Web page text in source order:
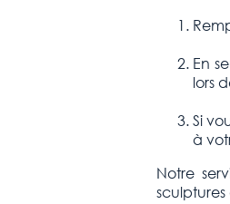
En
lors
Si
à
Notre
sculptures